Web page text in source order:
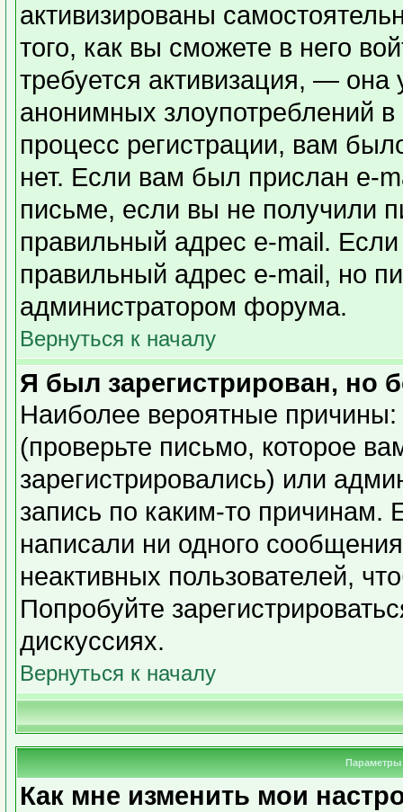
активизированы
того, как вы сможете в него
требуется активизация, —
анонимных злоупотреблений
процесс регистрации, вам
нет. Если вам был прислан e-
письме, если вы не получили
правильный адрес e-mail.
правильный адрес e-mail, но
администратором форума.
Вернуться к началу
Я был зарегистрирован, но
Наиболее вероятные
(проверьте письмо, которое
зарегистрировались) или
запись по каким-то причинам.
написали ни одного
неактивных пользователей,
Попробуйте
дискуссиях.
Вернуться к началу
Параметры
Как мне изменить мои